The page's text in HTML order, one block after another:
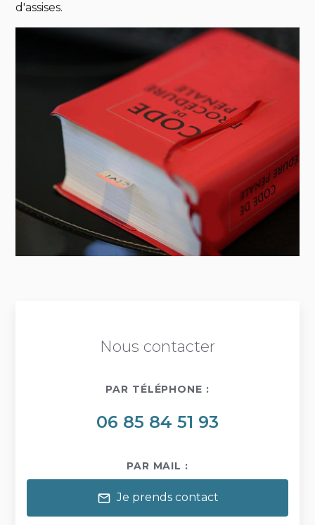
d'assises.
Nous contacter
PAR TÉLÉPHONE :
06 85 84 51 93
PAR MAIL :
mail Je prends contact